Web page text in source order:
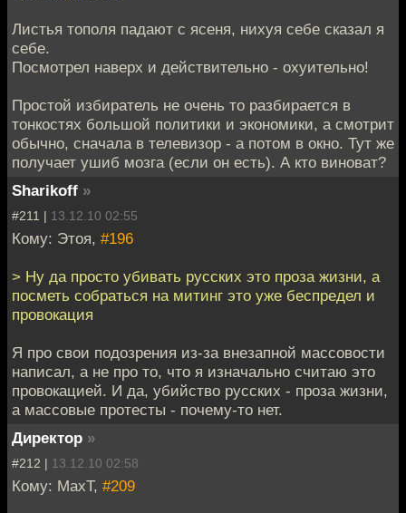
Листья тополя падают с ясеня, нихуя себе сказал я
себе.
Посмотрел наверх и действительно - охуительно!
Простой избиратель не очень то разбирается в
тонкостях большой политики и экономики, а смотрит
обычно, сначала в телевизор - а потом в окно. Тут же
получает ушиб мозга (если он есть). А кто виноват?
Sharikoff »
#211 | 13.12.10 02:55
Кому: Этоя, #196
> Ну да просто убивать русских это проза жизни, а
посметь собраться на митинг это уже беспредел и
провокация
Я про свои подозрения из-за внезапной массовости
написал, а не про то, что я изначально считаю это
провокацией. И да, убийство русских - проза жизни,
а массовые протесты - почему-то нет.
Директор »
#212 | 13.12.10 02:58
Кому: MaxT, #209